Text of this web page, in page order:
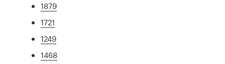
1879
1721
1249
1468